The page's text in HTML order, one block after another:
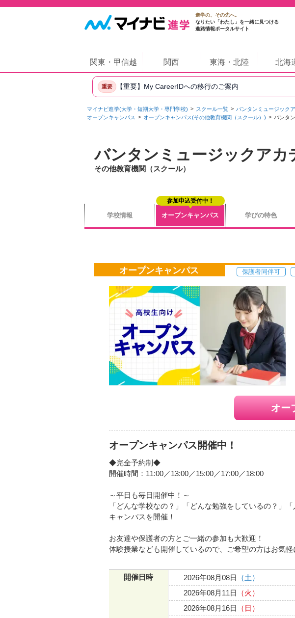
進学の、その先へ。
なりたい「わたし」を一緒に見つける
進路情報ポータルサイト
関東・甲信越 関西 東海・北陸 北海
重要 【重要】My CareerIDへの移行のご案内
マイナビ進学(大学・短期大学・専門学校) スクール一覧 バンタンミュージック
オープンキャンパス
オープンキャンパス(その他教育機関（スクール）) バンタ
バンタンミュージックア
その他教育機関（スクール）
学校情報 オープンキャンパス
参加申込受付中！
学びの特色
オープンキャンパス 保護者同伴可
オー
オープンキャンパス開催中！
◆完全予約制◆
開催時間：11:00／13:00／15:00／17:00／18:00
～平日も毎日開催中！～
「どんな学校なの？」「どんな勉強をしているの？」
キャンパスを開催！
お友達や保護者の方とご一緒の参加も大歓迎！
体験授業なども開催しているので、ご希望の方はお気軽
開催日時 2026年08月08日 （土）
2026年08月11日
（火）
2026年08月16日
（日）